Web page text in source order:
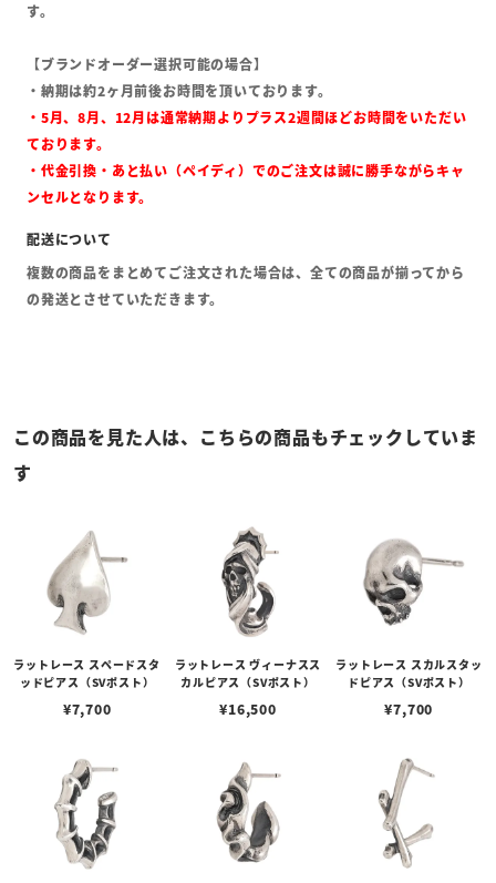
す。
【ブランドオーダー選択可能の場合】
・納期は約2ヶ月前後お時間を頂いております。
・5月、8月、12月は通常納期よりプラス2週間ほどお時間をいただい
ております。
・代金引換・あと払い（ペイディ）でのご注文は誠に勝手ながらキャ
ンセルとなります。
複数の商品をまとめてご注文された場合は、全ての商品が揃ってから
の発送とさせていただきます。
この商品を見た人は、こちらの商品もチェックしていま
す
ラットレース スペードスタ
ッドピアス（SVポスト）
¥7,700
ラットレース ヴィーナスス
カルピアス（SVポスト）
¥16,500
ラットレース スカルスタッ
ドピアス（SVポスト）
¥7,700